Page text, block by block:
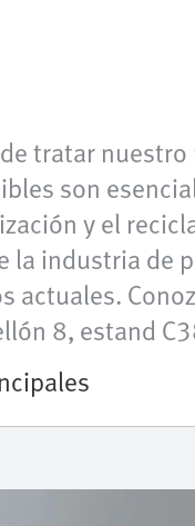
tratar
son
y el
industria
8, estand